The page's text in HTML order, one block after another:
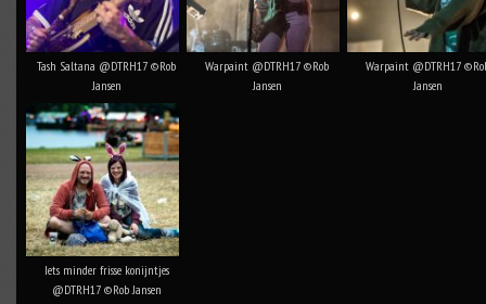
Tash Saltana @DTRH17 ©Rob
Jansen
Warpaint @DTRH17 ©Rob
Jansen
Warpaint @DTRH17
Jansen
Iets minder frisse konijntjes
@DTRH17 ©Rob Jansen